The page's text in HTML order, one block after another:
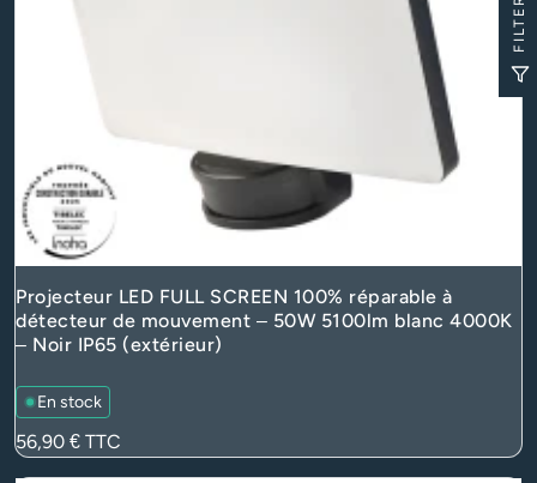
Projecteur LED FULL SCREEN 100% réparable à
détecteur de mouvement – 50W 5100lm blanc 4000K
– Noir IP65 (extérieur)
En stock
Prix
56,90 € TTC
FILTER